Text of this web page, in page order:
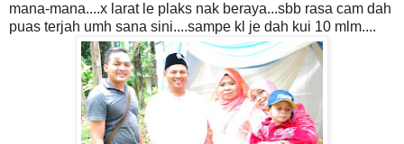
mana-mana....x larat le plaks nak beraya...sbb rasa cam dah
puas terjah umh sana sini....sampe kl je dah kui 10 mlm....